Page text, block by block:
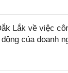
Lắk về việc
của doanh